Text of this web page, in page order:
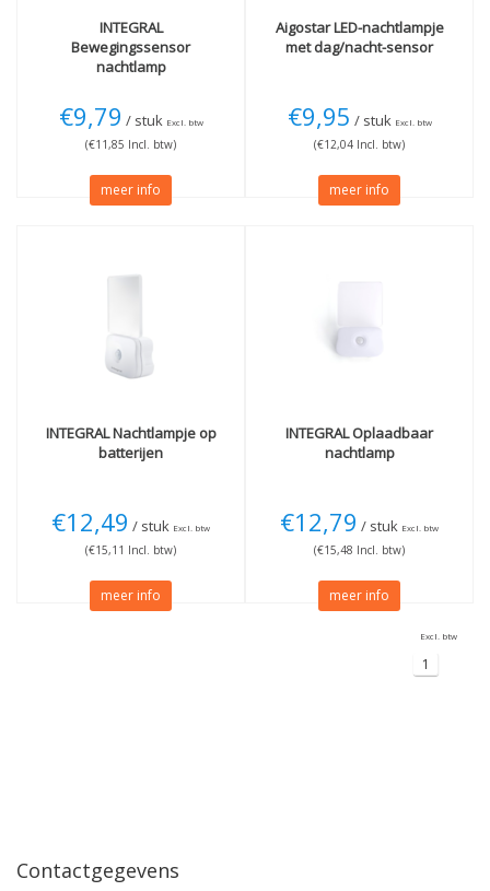
INTEGRAL
Bewegingssensor
nachtlamp
€9,79 / stuk Excl. btw
(€11,85 Incl. btw)
meer info
AigostarLED-nachtlampje
met dag/nacht-sensor
€9,95 / stuk Excl. btw
(€12,04 Incl. btw)
meer info
INTEGRALNachtlampje op
batterijen
€12,49 / stuk Excl. btw
(€15,11 Incl. btw)
meer info
INTEGRALOplaadbaar
nachtlamp
€12,79 / stuk Excl. btw
(€15,48 Incl. btw)
meer info
Excl. btw
1
Contactgegevens